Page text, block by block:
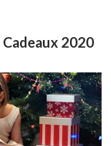
Cadeaux 2020